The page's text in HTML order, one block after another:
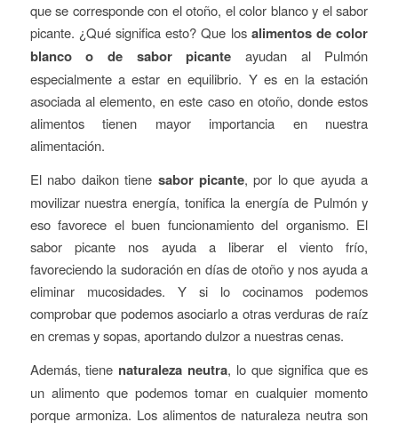
que se corresponde con el otoño, el color blanco y el sabor
picante. ¿Qué significa esto? Que los alimentos de color
blanco o de sabor picante ayudan al Pulmón
especialmente a estar en equilibrio. Y es en la estación
asociada al elemento, en este caso en otoño, donde estos
alimentos tienen mayor importancia en nuestra
alimentación.
El nabo daikon tiene sabor picante, por lo que ayuda a
movilizar nuestra energía, tonifica la energía de Pulmón y
eso favorece el buen funcionamiento del organismo. El
sabor picante nos ayuda a liberar el viento frío,
favoreciendo la sudoración en días de otoño y nos ayuda a
eliminar mucosidades. Y si lo cocinamos podemos
comprobar que podemos asociarlo a otras verduras de raíz
en cremas y sopas, aportando dulzor a nuestras cenas.
Además, tiene naturaleza neutra, lo que significa que es
un alimento que podemos tomar en cualquier momento
porque armoniza. Los alimentos de naturaleza neutra son